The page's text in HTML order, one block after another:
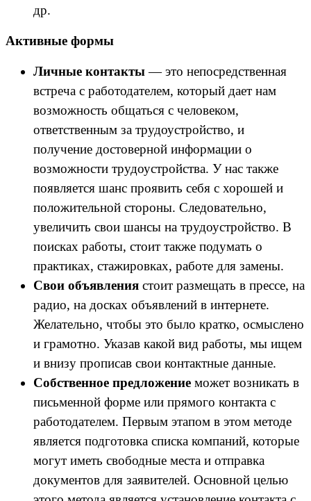
др.
Активные формы
Личные контакты— это непосредственная
встреча с работодателем, который дает нам
возможность общаться с человеком,
ответственным за трудоустройство, и
получение достоверной информации о
возможности трудоустройства. У нас также
появляется шанс проявить себя с хорошей и
положительной стороны. Следовательно,
увеличить свои шансы на трудоустройство. В
поисках работы, стоит также подумать о
практиках, стажировках, работе для замены.
Свои объявления стоит размещать в прессе, на
радио, на досках объявлений в интернете.
Желательно, чтобы это было кратко, осмыслено
и грамотно. Указав какой вид работы, мы ищем
и внизу прописав свои контактные данные.
Собственное предложение может возникать в
письменной форме или прямого контакта с
работодателем. Первым этапом в этом методе
является подготовка списка компаний, которые
могут иметь свободные места и отправка
документов для заявителей. Основной целью